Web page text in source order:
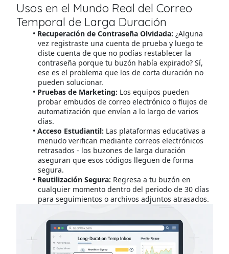
Usos en el Mundo Real del Correo
Temporal de Larga Duración
Recuperación de Contraseña Olvidada: ¿Alguna
vez registraste una cuenta de prueba y luego te
diste cuenta de que no podías restablecer la
contraseña porque tu buzón había expirado? Sí,
ese es el problema que los de corta duración no
pueden solucionar.
Pruebas de Marketing: Los equipos pueden
probar embudos de correo electrónico o flujos de
automatización que envían a lo largo de varios
días.
Acceso Estudiantil: Las plataformas educativas a
menudo verifican mediante correos electrónicos
retrasados - los buzones de larga duración
aseguran que esos códigos lleguen de forma
segura.
Reutilización Segura: Regresa a tu buzón en
cualquier momento dentro del periodo de 30 días
para seguimientos o archivos adjuntos atrasados.